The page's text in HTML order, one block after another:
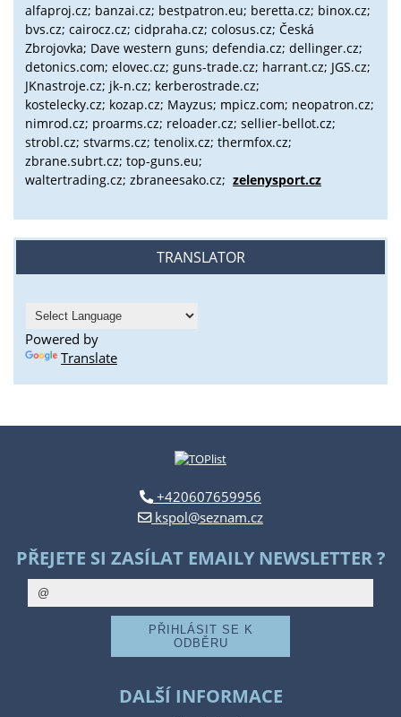
alfaproj.cz; banzai.cz; bestpatron.eu; beretta.cz; binox.cz;
bvs.cz; cairocz.cz; cidpraha.cz; colosus.cz; Česká
Zbrojovka; Dave western guns; defendia.cz; dellinger.cz;
detonics.com; elovec.cz; guns-trade.cz; harrant.cz; JGS.cz;
JKnastroje.cz; jk-n.cz; kerberostrade.cz;
kostelecky.cz; kozap.cz; Mayzus; mpicz.com; neopatron.cz;
nimrod.cz; proarms.cz; reloader.cz; sellier-bellot.cz;
strobl.cz; stvarms.cz; tenolix.cz; thermfox.cz;
zbrane.subrt.cz; top-guns.eu;
waltertrading.cz; zbraneesako.cz; zelenysport.cz
TRANSLATOR
Powered by
Translate
+420607659956
kspol@seznam.cz
PŘEJETE SI ZASÍLAT EMAILY NEWSLETTER ?
DALŠÍ INFORMACE